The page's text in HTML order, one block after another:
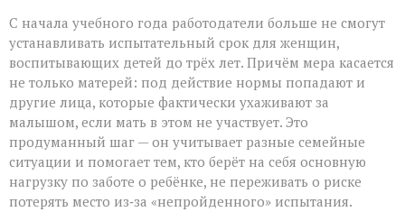
С начала учебного года работодатели больше не смогут
устанавливать испытательный срок для женщин,
воспитывающих детей до трёх лет. Причём мера касается
не только матерей: под действие нормы попадают и
другие лица, которые фактически ухаживают за
малышом, если мать в этом не участвует. Это
продуманный шаг — он учитывает разные семейные
ситуации и помогает тем, кто берёт на себя основную
нагрузку по заботе о ребёнке, не переживать о риске
потерять место из‑за «непройденного» испытания.